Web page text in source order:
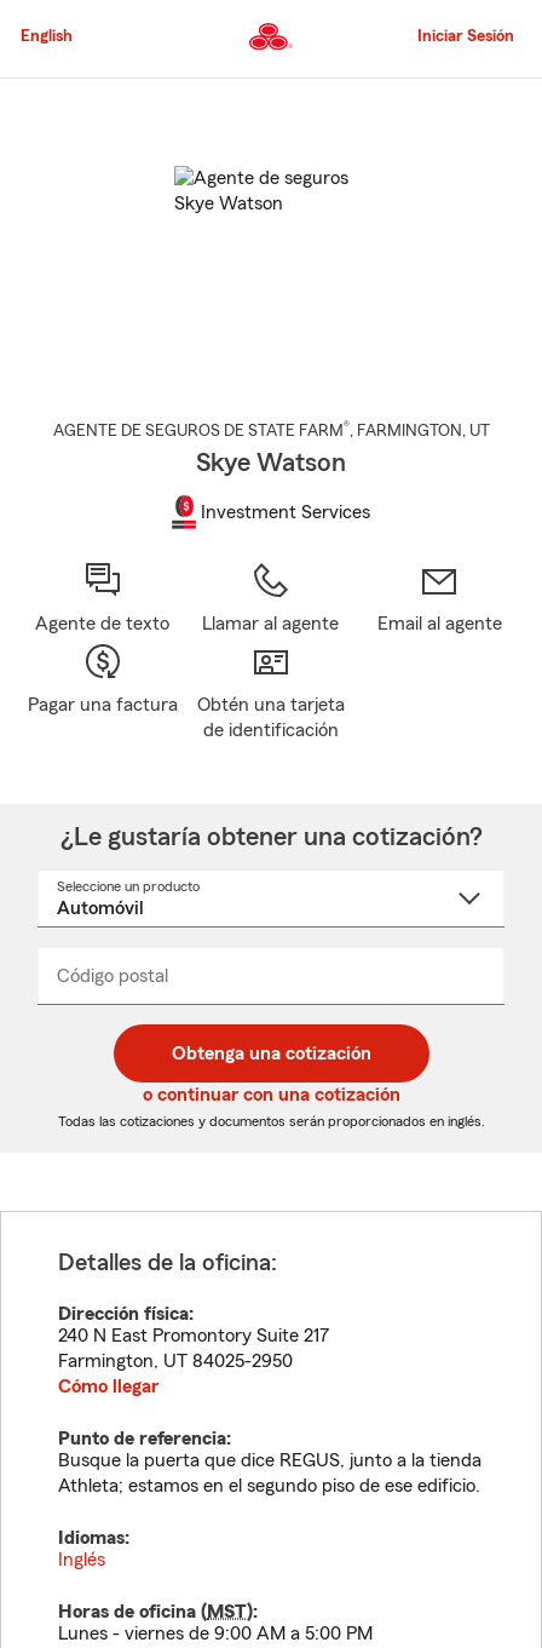
al
principal
English Iniciar Sesión
AGENTE DE SEGUROS DE STATE FARM®, FARMINGTON , UT
Skye Watson
Investment Services
Agente de texto Llamar al agente Email al agente
Pagar una factura
Obtén una tarjeta
de identificación
¿Le gustaría obtener una cotización?
Seleccione un producto
desplegable
Código postal
de
5
dígitos
de
5
dígitos
_____
Obtenga una cotización
o continuar con una cotización
Todas las cotizaciones y documentos serán proporcionados en inglés.
Detalles de la oficina:
Dirección física:
240 N East Promontory Suite 217
Farmington, UT 84025-2950
Cómo llegar
Punto de referencia:
Busque la puerta que dice REGUS, junto a la tienda
Athleta; estamos en el segundo piso de ese edificio.
Idiomas:
Inglés
Horas de oficina (MST):
Lunes - viernes de 9:00 AM a 5:00 PM